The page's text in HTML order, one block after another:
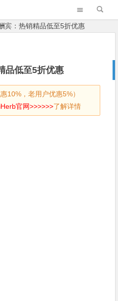
宾：热销精品低至5折优惠
品低至5折优惠
10%，老用户优惠5%）
iHerb官网>>>>>>了解详情